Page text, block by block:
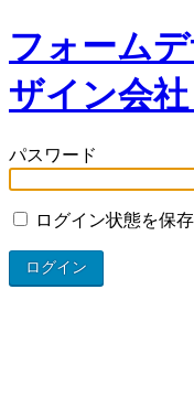
フォーム
ザイン会
パスワード
ログイン状態を保